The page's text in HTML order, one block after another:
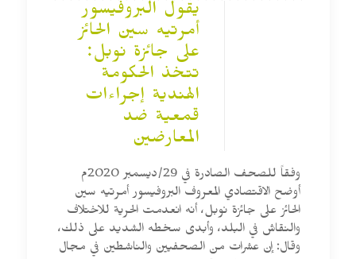
يقول البروفيسور
أمرتيه سين الحائز
على جائزة نوبل:
تتخذ الحكومة
الهندية إجراءات
قمعية ضد
المعارضين
وفقاً للصحف الصادرة في 29/ديسمبر 2020م
أوضح الاقتصادي المعروف البروفيسور أمرتيه سين
الحائز على جائزة نوبل، أنه انعدمت الحرية للاختلاف
والنقاش في البلد، وأبدى سخطه الشديد على ذلك،
وقال: إن عشرات من الصحفيين والناشطين في مجال